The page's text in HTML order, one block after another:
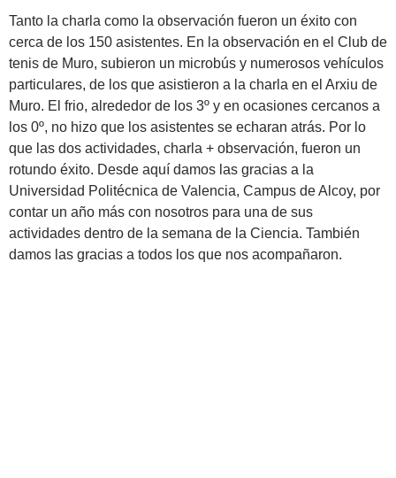
Tanto la charla como la observación fueron un éxito con
cerca de los 150 asistentes. En la observación en el Club de
tenis de Muro, subieron un microbús y numerosos vehículos
particulares, de los que asistieron a la charla en el Arxiu de
Muro. El frio, alrededor de los 3º y en ocasiones cercanos a
los 0º, no hizo que los asistentes se echaran atrás. Por lo
que las dos actividades, charla + observación, fueron un
rotundo éxito. Desde aquí damos las gracias a la
Universidad Politécnica de Valencia, Campus de Alcoy, por
contar un año más con nosotros para una de sus
actividades dentro de la semana de la Ciencia. También
damos las gracias a todos los que nos acompañaron.